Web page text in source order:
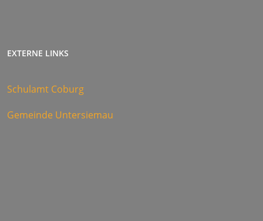
EXTERNE LINKS
Schulamt Coburg
Gemeinde Untersiemau